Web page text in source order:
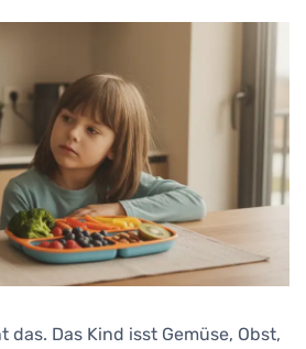
Das Kind isst Gemüse, Obst,